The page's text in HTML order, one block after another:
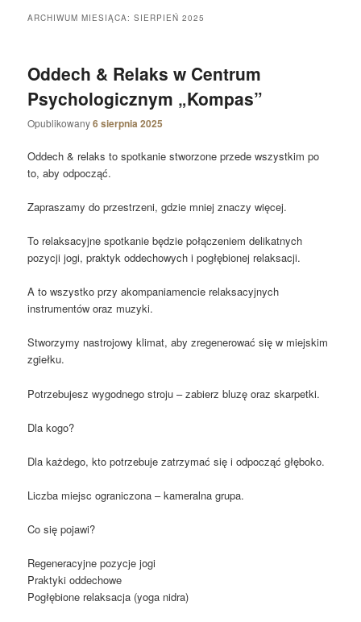
ARCHIWUM MIESIĄCA:SIERPIEŃ 2025
Oddech & Relaks w Centrum
Psychologicznym „Kompas”
Opublikowany6 sierpnia 2025
Oddech & relaks to spotkanie stworzone przede wszystkim po
to, aby odpocząć.
Zapraszamy do przestrzeni, gdzie mniej znaczy więcej.
To relaksacyjne spotkanie będzie połączeniem delikatnych
pozycji jogi, praktyk oddechowych i pogłębionej relaksacji.
A to wszystko przy akompaniamencie relaksacyjnych
instrumentów oraz muzyki.
Stworzymy nastrojowy klimat, aby zregenerować się w miejskim
zgiełku.
Potrzebujesz wygodnego stroju – zabierz bluzę oraz skarpetki.
Dla kogo?
Dla każdego, kto potrzebuje zatrzymać się i odpocząć głęboko.
Liczba miejsc ograniczona – kameralna grupa.
Co się pojawi?
Regeneracyjne pozycje jogi
Praktyki oddechowe
Pogłębione relaksacja (yoga nidra)